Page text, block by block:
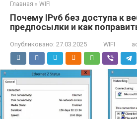
Главная » WIFI
Почему IPv6 без доступа к
предпосылки и как
Опубликовано: 27.03.2025 WIFI